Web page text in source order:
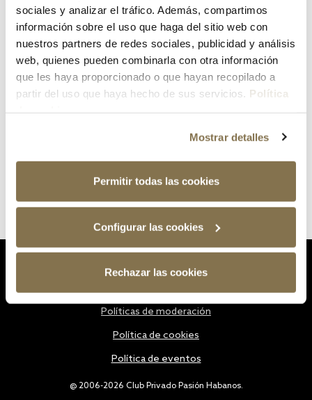
sociales y analizar el tráfico. Además, compartimos
información sobre el uso que haga del sitio web con
nuestros partners de redes sociales, publicidad y análisis
web, quienes pueden combinarla con otra información
que les haya proporcionado o que hayan recopilado a
partir del uso que haya hecho de sus servicios. Política
Mostrar detalles
Permitir todas las cookies
Configurar las cookies
Rechazar las cookies
¿Has olvidado tu contraseña?
@ 2006-2026 Club Privado Pasión Habanos.
Políticas de moderación
Política de cookies
Política de eventos